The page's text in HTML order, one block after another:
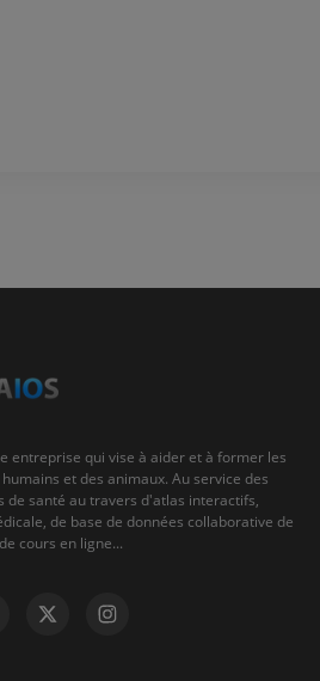
entreprise qui vise à aider et à former les
et des animaux. Au service des
de santé au travers d'atlas interactifs,
de base de données collaborative de
cours en ligne...